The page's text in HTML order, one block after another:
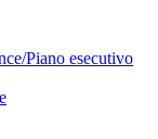
Piano esecutivo